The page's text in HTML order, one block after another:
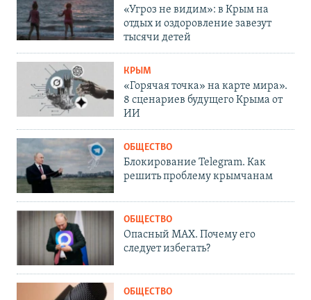
«Угроз не видим»: в Крым на
отдых и оздоровление завезут
тысячи детей
КРЫМ
«Горячая точка» на карте мира».
8 сценариев будущего Крыма от
ИИ
ОБЩЕСТВО
Блокирование Telegram. Как
решить проблему крымчанам
ОБЩЕСТВО
Опасный MAX. Почему его
следует избегать?
ОБЩЕСТВО